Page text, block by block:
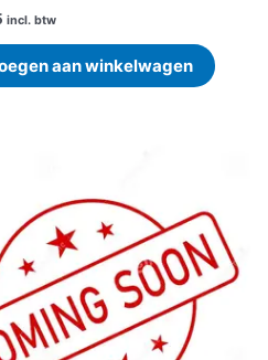
incl. btw
aan winkelwagen